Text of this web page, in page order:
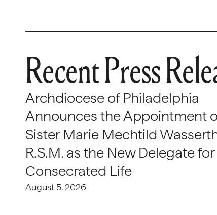
Recent Press
Archdiocese of Philadelphia
Announces the Appointment
Sister Marie Mechtild
R.S.M. as the New Delegate for
Consecrated Life
August 5, 2026